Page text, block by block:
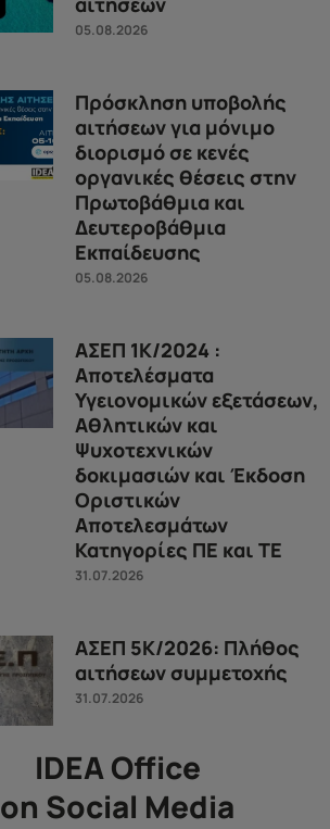
05.08.2026
Πρόσκληση υποβολής
αιτήσεων για μόνιμο
διορισμό σε κενές
οργανικές θέσεις στην
Πρωτοβάθμια και
Δευτεροβάθμια
Εκπαίδευσης
05.08.2026
ΑΣΕΠ 1Κ/2024 :
Αποτελέσματα
Υγειονομικών εξετάσεων,
Αθλητικών και
Ψυχοτεχνικών
δοκιμασιών και Έκδοση
Οριστικών
Αποτελεσμάτων
Κατηγορίες ΠΕ και ΤΕ
31.07.2026
ΑΣΕΠ 5Κ/2026: Πλήθος
αιτήσεων συμμετοχής
31.07.2026
IDEA Office
on Social Media